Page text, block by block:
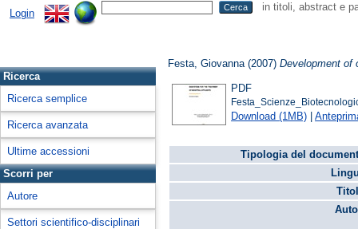
Login
in titoli, abstract e
Ricerca
Ricerca semplice
Ricerca avanzata
Ultime accessioni
Scorri per
Autore
Settori scientifico-disciplinari
Festa, Giovanna (2007)Development of
PDF
Download (1MB) |
Tipologia del